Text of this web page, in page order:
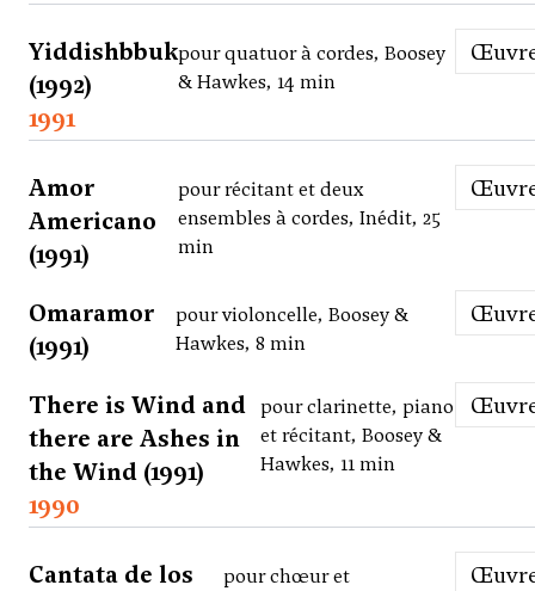
Yiddishbbuk
(1992)
pour quatuor à cordes, Boosey
& Hawkes, 14 min
1991
Amor
Americano
(1991)
pour récitant et deux
ensembles à cordes, Inédit, 25
min
Omaramor
(1991)
pour violoncelle, Boosey &
Hawkes, 8 min
There is Wind and
there are Ashes in
the Wind (1991)
pour clarinette, piano
et récitant, Boosey &
Hawkes, 11 min
1990
Cantata de los
pour chœur et